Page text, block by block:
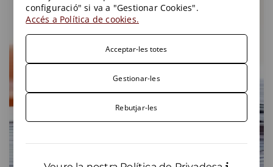
configuració" si va a "Gestionar Cookies".
Accés a Política de cookies.
Acceptar-les totes
Gestionar-les
Rebutjar-les